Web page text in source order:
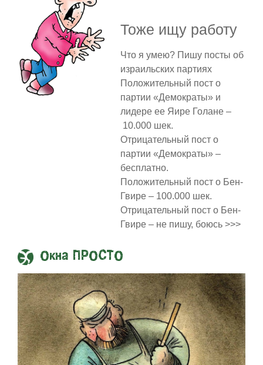
Тоже ищу работу
Что я умею? Пишу посты об
израильских партиях
Положительный пост о
партии «Демократы» и
лидере ее Яире Голане –
10.000 шек.
Отрицательный пост о
партии «Демократы» –
бесплатно.
Положительный пост о Бен-
Гвире – 100.000 шек.
Отрицательный пост о Бен-
Гвире – не пишу, боюсь >>>
Окна ПРОСТО